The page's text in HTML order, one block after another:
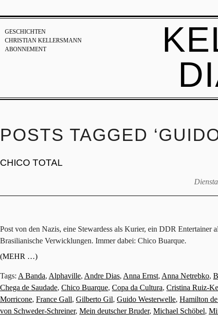
GESCHICHTEN
CHRISTIAN KELLERSMANN
ABONNEMENT
POSTS TAGGED
CHICO TOTAL
Post von den Nazis, eine Stewardess als Kurier, ein DDR
Brasilianische Verwicklungen. Immer dabei: Chico Buarque.
(MEHR …)
Tags: A Banda, Alphaville, Andre Dias, Anna Ernst, Anna Netrebko,
Chega de Saudade, Chico Buarque, Copa da Cultura, Cristina Ruiz-
Morricone, France Gall, Gilberto Gil, Guido Westerwelle, Hamilton
von Schweder-Schreiner, Mein deutscher Bruder, Michael Schöbel,